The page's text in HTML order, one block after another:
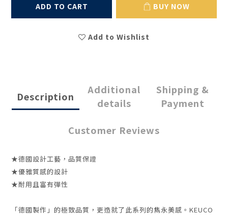
ADD TO CART BUY NOW
Add to Wishlist
Description
Additional
details
Shipping &
Payment
Customer Reviews
★德國設計工藝，品質保證
★優雅質感的設計
★耐用且富有彈性
「德國製作」的極致品質，更造就了此系列的雋永美感。KEUCO